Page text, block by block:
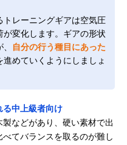
トレーニングギアは空気圧
変化します。ギアの形状
自分の行う種目にあった
めていくようにしましょ
る中上級者向け
などがあり、硬い素材で出
てバランスを取るのが難し